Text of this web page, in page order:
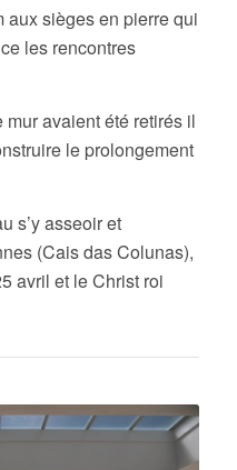
aux sièges en pierre qui
les rencontres
avaient été retirés il
le prolongement
s’y asseoir et
(Cais das Colunas),
avril et le Christ roi